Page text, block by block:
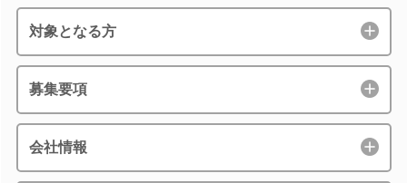
対象となる方
募集要項
会社情報